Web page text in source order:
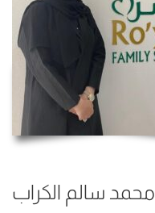
سالم الكراب